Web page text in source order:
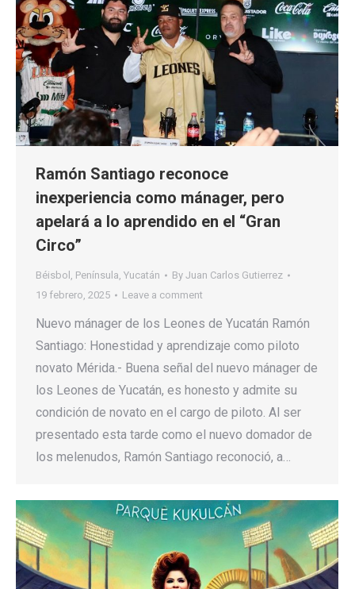
Ramón Santiago reconoce
inexperiencia como mánager, pero
apelará a lo aprendido en el “Gran
Circo”
Béisbol , Península, Yucatán By Juan Carlos Gutierrez
19 febrero, 2025
Leave a comment
Nuevo mánager de los Leones de Yucatán Ramón
Santiago: Honestidad y aprendizaje como piloto
novato Mérida.- Buena señal del nuevo mánager de
los Leones de Yucatán, es honesto y admite su
condición de novato en el cargo de piloto. Al ser
presentado esta tarde como el nuevo domador de
los melenudos, Ramón Santiago reconoció, a…